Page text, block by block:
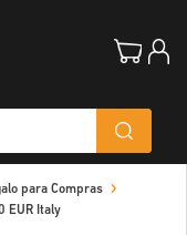
para Compras
EUR Italy